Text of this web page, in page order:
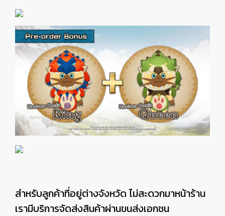
สำหรับลูกค้าที่อยู่ต่างจังหวัด ไม่สะดวกมาหน้าร้าน
เรามีบริการจัดส่งสินค้าผ่านขนส่งเอกชน